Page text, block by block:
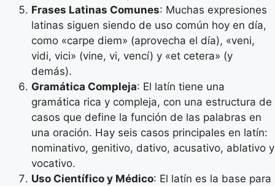
Frases Latinas Comunes: Muchas expresiones
latinas siguen siendo de uso común hoy en día,
como «carpe diem» (aprovecha el día), «veni,
vidi, vici» (vine, vi, vencí) y «et cetera» (y
demás).
Gramática Compleja: El latín tiene una
gramática rica y compleja, con una estructura de
casos que define la función de las palabras en
una oración. Hay seis casos principales en latín:
nominativo, genitivo, dativo, acusativo, ablativo y
vocativo.
Uso Científico y Médico: El latín es la base para